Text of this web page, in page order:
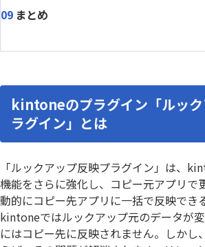
まとめ
kintoneのプラグイン「ルッ
ラグイン」とは
「ルックアップ反映プラグイン」は、
機能をさらに強化し、コピー元アプリで
動的にコピー先アプリに一括で反映でき
kintoneではルックアップ元のデータが
にはコピー先に反映されません。しかし